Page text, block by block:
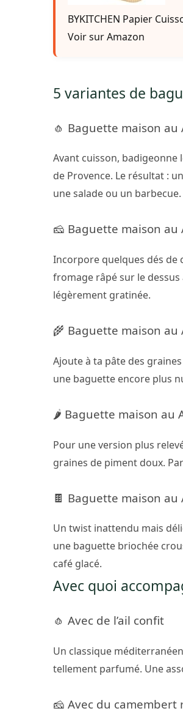
BYKITCHEN Papier
Voir sur Amazon
5 variantes de
🧄 Baguette maison au
Avant cuisson, badigeonne
de Provence. Le résultat :
une salade ou un barbecue.
🧀 Baguette maison
Incorpore quelques dés de
fromage râpé sur le
légèrement gratinée.
🌾 Baguette maison
Ajoute à ta pâte des
une baguette encore plus
🌶️ Baguette maison au
Pour une version plus
graines de piment doux.
🍫 Baguette maison
Un twist inattendu mais
une baguette briochée
café glacé.
Avec quoi
🧄 Avec de l’ail confit
Un classique
tellement parfumé. Une
🧀 Avec du camembert